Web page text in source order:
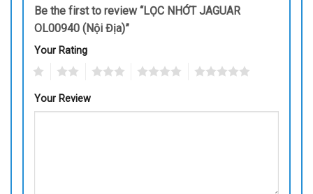
Be the first to review “LỌC NHỚT JAGUAR
OL00940 (Nội Địa)”
Your Rating
Your Review